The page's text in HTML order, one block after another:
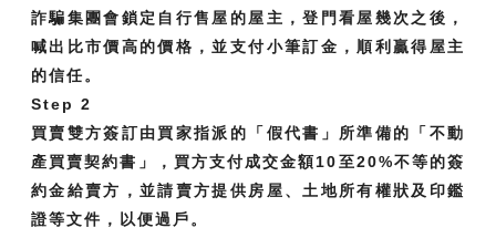
詐騙集團會鎖定自行售屋的屋主，登門看屋幾次之後，
喊出比市價高的價格，並支付小筆訂金，順利贏得屋主
的信任。
Step 2
買賣雙方簽訂由買家指派的「假代書」所準備的「不動
產買賣契約書」，買方支付成交金額10至20%不等的簽
約金給賣方，並請賣方提供房屋、土地所有權狀及印鑑
證等文件，以便過戶。